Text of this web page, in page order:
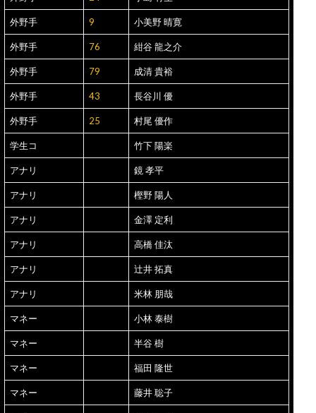
外野手 9 小美野 晴寛
外野手 76 紺谷 龍之介
外野手 79 成清 貴裕
外野手 43 長谷川 優
外野手 25 村尾 優作
学生コ 竹下 陽楽
アナリ 鏡 孝平
アナリ 樫野 陽人
アナリ 金澤 定利
アナリ 高橋 佳汰
アナリ 辻井 拓真
アナリ 米林 朋哉
マネー 小林 泰樹
マネー 半谷 樹
マネー 福田 隆世
マネー 藤井 聡子